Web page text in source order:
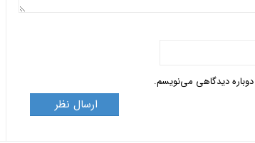
دیدگاهی می‌نویسم.